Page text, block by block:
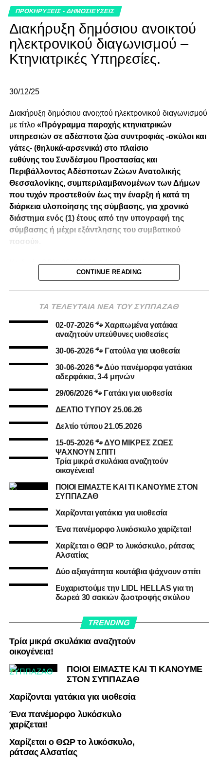
ΠΡΟΚΗΡΥΞΕΙΣ - ΔΗΜΟΣΙΕΥΣΕΙΣ
Διακήρυξη δημόσιου ανοικτού
ηλεκτρονικού διαγωνισμού –
Κτηνιατρικές Υπηρεσίες.
30/12/25
Διακήρυξη δημόσιου ανοιχτού ηλεκτρονικού διαγωνισμού
με τίτλο «Πρόγραμμα παροχής κτηνιατρικών
υπηρεσιών σε αδέσποτα ζώα συντροφιάς -σκύλοι και
γάτες- (θηλυκά-αρσενικά) στο πλαίσιο
ευθύνης του Συνδέσμου Προστασίας και
Περιβάλλοντος Αδέσποτων Ζώων Ανατολικής
Θεσσαλονίκης, συμπεριλαμβανομένων των Δήμων
που τυχόν προστεθούν έως την έναρξη ή κατά τη
διάρκεια υλοποίησης της σύμβασης, για χρονικό
διάστημα ενός (1) έτους από την υπογραφή της
σύμβασης ή μέχρι εξάντλησης του συμβατικού
ποσού»
Κωδικός CPV: 85200000-1 Κτηνιατρικές Υπηρεσίες
7. ΠΕΡΙΛΗΨΗ ΔΙΑΚΗΡΥΞΗΣ.s1
CONTINUE READING
ΤΑ ΤΕΛΕΥΤΑΙΑ ΝΕΑ ΤΟΥ ΣΥΠΠΑΖΑΘ
02-07-2026 🐾 Χαριτωμένα γατάκια
αναζητούν υπεύθυνες υιοθεσίες
30-06-2026 🐾 Γατούλα για υιοθεσία
30-06-2026 🐾 Δύο πανέμορφα γατάκια
αδερφάκια, 3-4 μηνών
29/06/2026 🐾 Γατάκι για υιοθεσία
ΔΕΛΤΙΟ ΤΥΠΟΥ 25.06.26
Δελτίο τύπου 21.05.2026
15-05-2026 🐾 ΔΥΟ ΜΙΚΡΕΣ ΖΩΕΣ
ΨΑΧΝΟΥΝ ΣΠΙΤΙ
Τρία μικρά σκυλάκια αναζητούν
οικογένεια!
ΠΟΙΟΙ ΕΙΜΑΣΤΕ ΚΑΙ ΤΙ ΚΑΝΟΥΜΕ ΣΤΟΝ
ΣΥΠΠΑΖΑΘ
Χαρίζονται γατάκια για υιοθεσία
Ένα πανέμορφο λυκόσκυλο χαρίζεται!
Χαρίζεται ο ΘΩΡ το λυκόσκυλο, ράτσας
Αλσατίας
Δύο αξιαγάπητα κουτάβια ψάχνουν σπίτι
Ευχαριστούμε την LIDL HELLAS για τη
δωρεά 30 σακιών ζωοτροφής σκύλου
TRENDING
Τρία μικρά σκυλάκια αναζητούν
οικογένεια!
ΠΟΙΟΙ ΕΙΜΑΣΤΕ ΚΑΙ ΤΙ ΚΑΝΟΥΜΕ
ΣΤΟΝ ΣΥΠΠΑΖΑΘ
Χαρίζονται γατάκια για υιοθεσία
Ένα πανέμορφο λυκόσκυλο
χαρίζεται!
Χαρίζεται ο ΘΩΡ το λυκόσκυλο,
ράτσας Αλσατίας